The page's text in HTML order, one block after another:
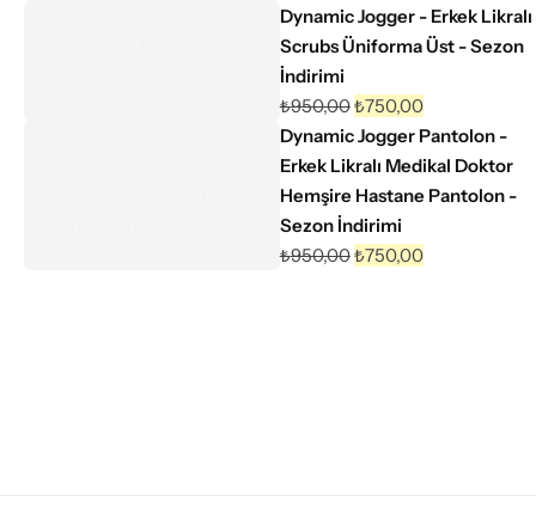
Dynamic Jogger - Erkek Likralı
Scrubs Üniforma Üst - Sezon
İndirimi
₺950,00₺750,00
Dynamic Jogger Pantolon -
Erkek Likralı Medikal Doktor
Hemşire Hastane Pantolon -
Sezon İndirimi
₺950,00₺750,00